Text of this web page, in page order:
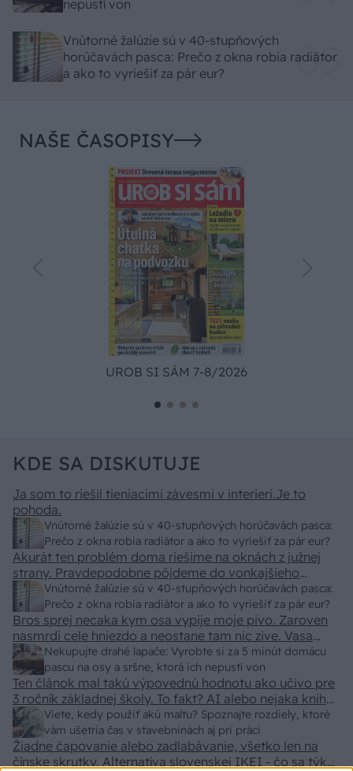
nepustí von
Vnútorné žalúzie sú v 40-stupňových
horúčavách pasca: Prečo z okna robia radiátor
a ako to vyriešiť za pár eur?
NAŠE ČASOPISY
UROB SI SÁM 7-8/2026
KDE SA DISKUTUJE
Vnútorné žalúzie sú v 40-stupňových horúčavách pasca:
Prečo z okna robia radiátor a ako to vyriešiť za pár eur?
Ja som to riešil tieniacimi závesmi v interieri.Je to
pohoda.
Vnútorné žalúzie sú v 40-stupňových horúčavách pasca:
Prečo z okna robia radiátor a ako to vyriešiť za pár eur?
Akurát ten problém doma riešime na oknách z južnej
strany. Pravdepodobne pôjdeme do vonkajšieho
tienenia na spôsob markízy 250x150cm. Čínsky
predajcovia idú okolo 100 eur kus.
Nekupujte drahé lapače: Vyrobte si za 5 minút domácu
pascu na osy a sršne, ktorá ich nepustí von
Bros sprej necaka kym osa vypije moje pivo. Zaroven
nasmrdi cele hniezdo a neostane tam nic zive. Vasa
pasca naucinke moc efektivne. Skor pritiahne slimaky
Viete, kedy použiť akú maltu? Spoznajte rozdiely, ktoré
vám ušetria čas v stavebninách aj pri práci
Ten článok mal takú výpovednú hodnotu ako učivo pre
3 ročník základnej školy. To fakt? AI alebo nejaka kniha
z VŠ? Dnešné rychlotvrdnuce malty - pevnosť 40 Mpa a
doba schnutia tak 15 minut , k tomu vodotesné s
kryštálikou. A rozdiel - schnutie a zretie. Nič?
Žiadne čapovanie alebo zadlabávanie, všetko len na
čínske skrutky. Alternatíva slovenskej IKEI - čo sa týka